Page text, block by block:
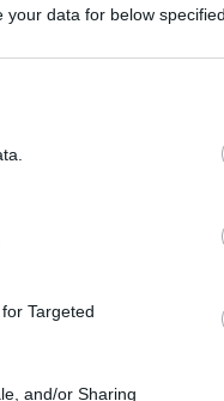
data for below
Targeted
and/or Sharing